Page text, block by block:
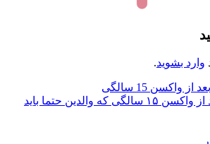
وارد بشوید.
مراقبت های بعد از واکسن ۱۵ سالگی که والدین حتما باید